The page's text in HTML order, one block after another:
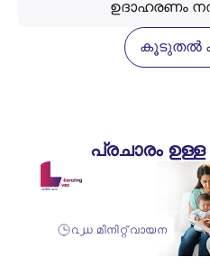
ഉദാഹരണം
കൂടുതൽ
പ്രചാരം
൨൰ മിനിറ്റ് വായന